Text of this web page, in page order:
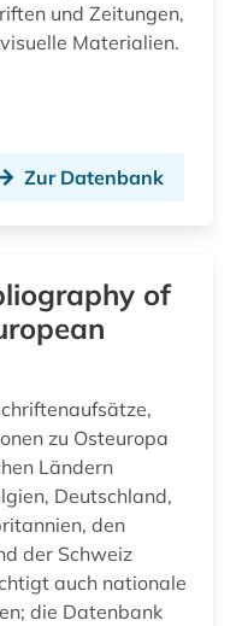
und Zeitungen,
Materialien.
Zur Datenbank
of
zu Osteuropa
Ländern
Deutschland,
den
der Schweiz
auch nationale
die Datenbank